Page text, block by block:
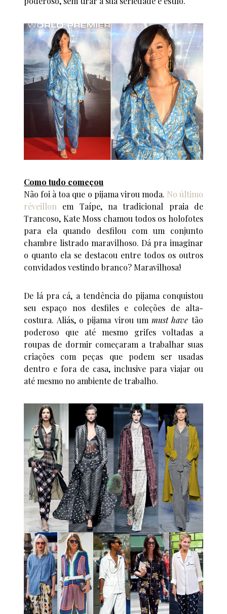
Como tudo começou
Não foi à toa que o pijama virou moda. No último
réveillon em Taípe, na tradicional praia de
Trancoso, Kate Moss chamou todos os holofotes
para ela quando desfilou com um conjunto
chambre listrado maravilhoso. Dá pra imaginar
o quanto ela se destacou entre todos os outros
convidados vestindo branco? Maravilhosa!
De lá pra cá, a tendência do pijama conquistou
seu espaço nos desfiles e coleções de alta-
costura. Aliás, o pijama virou ummust have tão
poderoso que até mesmo grifes voltadas a
roupas de dormir começaram a trabalhar suas
criações com peças que podem ser usadas
dentro e fora de casa, inclusive para viajar ou
até mesmo no ambiente de trabalho.